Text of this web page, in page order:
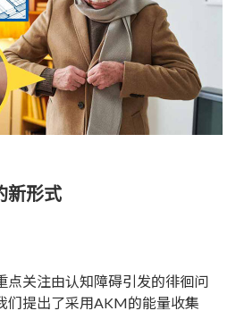
新形式
点关注由认知障碍引发的徘徊问
们提出了采用AKM的能量收集